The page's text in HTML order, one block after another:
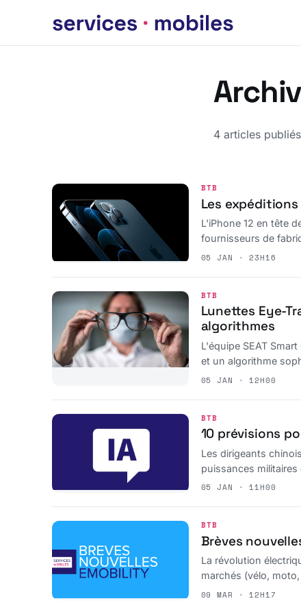
4 articles publiés
BTB
Les
L'iPhone 12 en tête
fournisseurs de
05 JAN · 23H16
BTB
Lunettes Eye-
algorithmes
L'équipe SEAT
et un algorithme
05 JAN · 12H00
BTB
10 prévisions
Les dirigeants
puissances
05 JAN · 11H00
BTB
Brèves
La révolution
marchés (vélo,
09 MAR · 12H17